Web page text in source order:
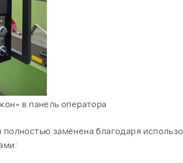
в панель оператора
заменена благодаря